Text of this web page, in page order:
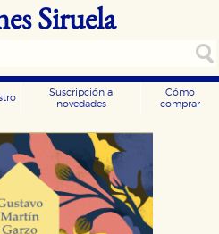
Siruela
Suscripción a
novedades
Cómo
comprar